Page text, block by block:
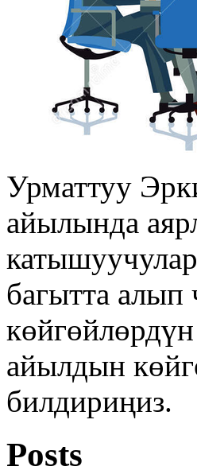
Урматтуу
айылында
багытта алып
айылдын
билдириңиз.
Posts